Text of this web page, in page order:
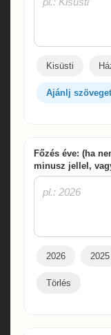
Kisüsti
Ajánlj szöveget
Főzés éve: (ha
minusz jellel,
2026 2025
Törlés